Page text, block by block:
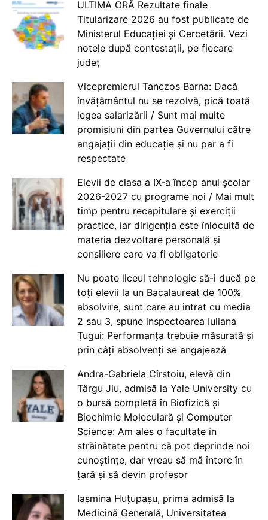
ULTIMA ORĂ Rezultate finale
Titularizare 2026 au fost publicate de
Ministerul Educației și Cercetării. Vezi
notele după contestații, pe fiecare
județ
Vicepremierul Tanczos Barna: Dacă
învățământul nu se rezolvă, pică toată
legea salarizării / Sunt mai multe
promisiuni din partea Guvernului către
angajații din educație și nu par a fi
respectate
Elevii de clasa a IX-a încep anul școlar
2026-2027 cu programe noi / Mai mult
timp pentru recapitulare și exerciții
practice, iar dirigenția este înlocuită de
materia dezvoltare personală și
consiliere care va fi obligatorie
Nu poate liceul tehnologic să-i ducă pe
toți elevii la un Bacalaureat de 100%
absolvire, sunt care au intrat cu media
2 sau 3, spune inspectoarea Iuliana
Țugui: Performanța trebuie măsurată și
prin câți absolvenți se angajează
Andra-Gabriela Cîrstoiu, elevă din
Târgu Jiu, admisă la Yale University cu
o bursă completă în Biofizică și
Biochimie Moleculară și Computer
Science: Am ales o facultate în
străinătate pentru că pot deprinde noi
cunoștințe, dar vreau să mă întorc în
țară și să devin profesor
Iasmina Huțupașu, prima admisă la
Medicină Generală, Universitatea